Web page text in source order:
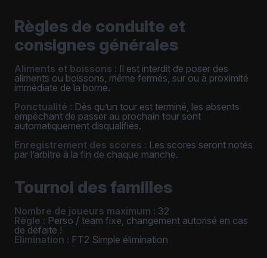
Règles de conduite et
consignes générales
Aliments et boissons : Il est interdit de poser des
aliments ou boissons, même fermés, sur ou à proximité
immédiate de la borne.
Ponctualité : Dès qu’un tour est terminé, les absents
empêchant de passer au prochain tour sont
automatiquement disqualifiés.
Enregistrement des scores : Les scores seront notés
par l’arbitre à la fin de chaque manche.
Tournoi des familles
Nombre de joueurs maximum : 32
Règle : Perso / team fixe, changement autorisé en cas
de défaite !
Elimination : FT2 Simple élimination